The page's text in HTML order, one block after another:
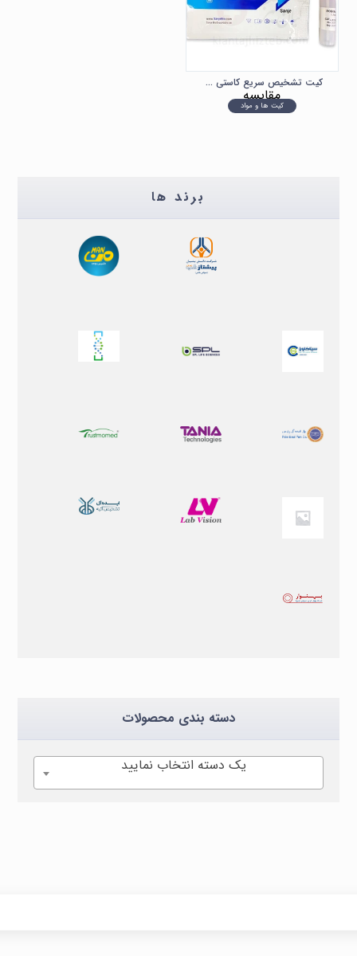
کیت تشخیص سریع کاستی خون مخفی در مدفوع FOB
کیت ها و مواد
مقایسه
برند ها
دسته بندی محصولات
یک دسته انتخاب نمایید